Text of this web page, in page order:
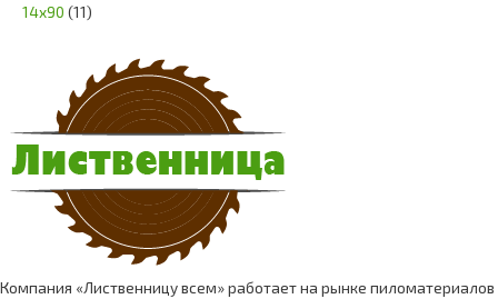
14х90 (11)
Компания «Лиственницу всем» работает на рынке пиломатериалов